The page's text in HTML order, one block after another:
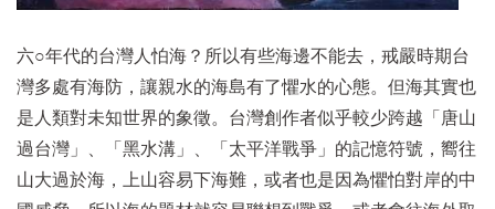
六○年代的台灣人怕海？所以有些海邊不能去，戒嚴時期台
灣多處有海防，讓親水的海島有了懼水的心態。但海其實也
是人類對未知世界的象徵。台灣創作者似乎較少跨越「唐山
過台灣」、「黑水溝」、「太平洋戰爭」的記憶符號，嚮往
山大過於海，上山容易下海難，或者也是因為懼怕對岸的中